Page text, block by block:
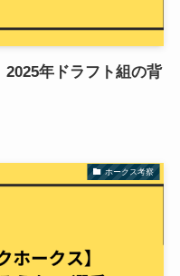
2025年ドラフト組の背
ホークス考察